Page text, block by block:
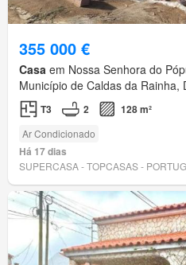
355 000 €
Casa em Nossa Senhora do
Município de Caldas da Rainha,
T3 2 128 m²
Ar Condicionado
Há 17 dias
SUPERCASA - TOPCASAS -